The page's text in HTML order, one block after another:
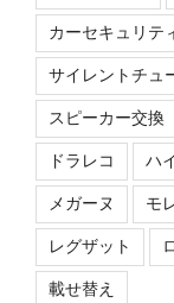
カーセキュリテ
サイレントチュ
スピーカー交換
ドラレコ ハ
メガーヌ モ
レグザット
載せ替え